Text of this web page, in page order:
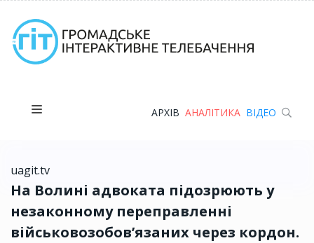
АРХІВ АНАЛІТИКА ВІДЕО
uagit.tv
На Волині адвоката підозрюють у
незаконному переправленні
військовозобов’язаних через кордон.